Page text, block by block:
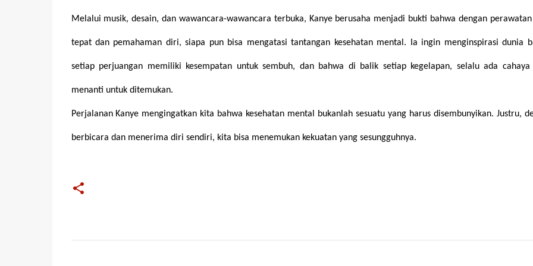
Melalui musik, desain, dan wawancara-wawancara terbuka, Kanye berusaha menjadi bukti bahwa dengan perawatan
tepat dan pemahaman diri, siapa pun bisa mengatasi tantangan kesehatan mental. Ia ingin menginspirasi dunia
setiap perjuangan memiliki kesempatan untuk sembuh, dan bahwa di balik setiap kegelapan, selalu ada cahaya
menanti untuk ditemukan.
Perjalanan Kanye mengingatkan kita bahwa kesehatan mental bukanlah sesuatu yang harus disembunyikan. Justru,
berbicara dan menerima diri sendiri, kita bisa menemukan kekuatan yang sesungguhnya.